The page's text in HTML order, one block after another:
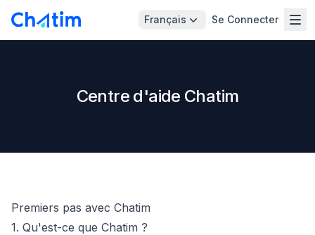
Français Se Connecter
Centre d'aide Chatim
Premiers pas avec Chatim
1. Qu'est-ce que Chatim ?